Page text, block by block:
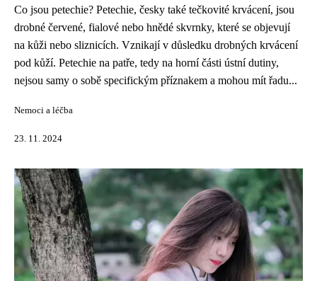
Co jsou petechie? Petechie, česky také tečkovité krvácení, jsou
drobné červené, fialové nebo hnědé skvrnky, které se objevují
na kůži nebo sliznicích. Vznikají v důsledku drobných krvácení
pod kůží. Petechie na patře, tedy na horní části ústní dutiny,
nejsou samy o sobě specifickým příznakem a mohou mít řadu...
Nemoci a léčba
23. 11. 2024